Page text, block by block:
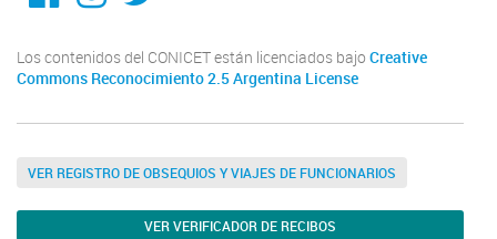
Los contenidos del CONICET están licenciados bajo Creative
Commons Reconocimiento 2.5 Argentina License
VER REGISTRO DE OBSEQUIOS Y VIAJES DE FUNCIONARIOS
VER VERIFICADOR DE RECIBOS